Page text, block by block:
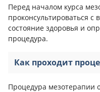
Перед началом курса
проконсультироваться
состояние здоровья и
процедура.
Как проходит
Процедура мезотерапии